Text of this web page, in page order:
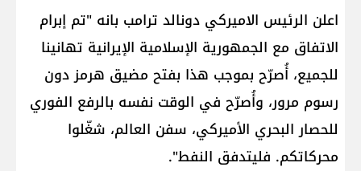
اعلن الرئيس الاميركي ​دونالد ترامب​ بانه "تم إبرام
الاتفاق مع ​الجمهورية الإسلامية الإيرانية​ تهانينا
للجميع، أُصرّح بموجب هذا بفتح مضيق هرمز دون
رسوم مرور، وأُصرّح في الوقت نفسه بالرفع الفوري
للحصار البحري الأميركي، سفن العالم، شغّلوا
محركاتكم. فليتدفق النفط".